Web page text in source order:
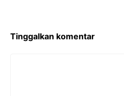
k
Tinggalkan komentar